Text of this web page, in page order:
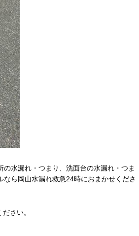
水漏れ・つまり、洗面台の水漏れ・つま
ら岡山水漏れ救急24時におまかせくださ
さい。